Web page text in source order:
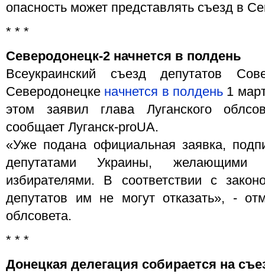
опасность может представлять съезд в
* * *
Северодонецк-2 начнется в полдень
Всеукраинский съезд депутатов
Северодонецке начнется в полдень 1
этом заявил глава Луганского
сообщает Луганск-proUA.
«Уже подана официальная заявка,
депутатами Украины,
избирателями. В соответствии с
депутатов им не могут отказать», -
облсовета.
* * *
Донецкая делегация собирается на